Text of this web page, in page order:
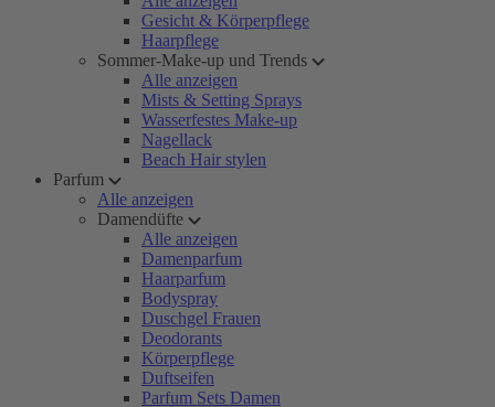
Gesicht & Körperpflege
Haarpflege
Sommer-Make-up und Trends
Alle anzeigen
Mists & Setting Sprays
Wasserfestes Make-up
Nagellack
Beach Hair stylen
Parfum
Alle anzeigen
Damendüfte
Alle anzeigen
Damenparfum
Haarparfum
Bodyspray
Duschgel Frauen
Deodorants
Körperpflege
Duftseifen
Parfum Sets Damen